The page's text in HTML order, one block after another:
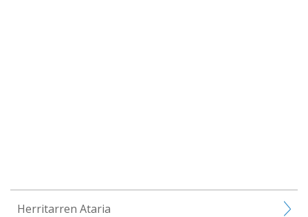
Herritarren Ataria